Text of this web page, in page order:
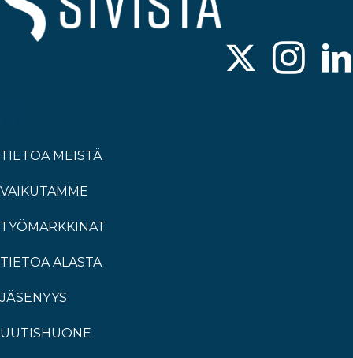
TIETOA MEISTÄ
VAIKUTAMME
TYÖMARKKINAT
TIETOA ALASTA
JÄSENYYS
UUTISHUONE